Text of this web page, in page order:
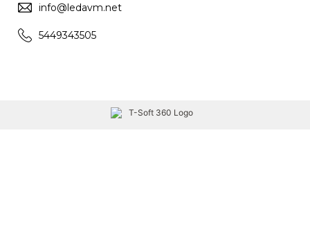
info@ledavm.net
5449343505